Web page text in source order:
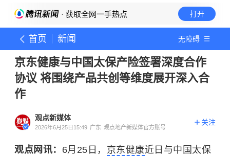
· 获取全网一手热点 打开
首页 新闻 无障碍
京东健康与中国太保产险签署深度合作
协议 将围绕产品共创等维度展开深入合
作
观点新媒体
2026年6月25日15:49 广东 观点地产新媒体官方账号
关注
观点网讯： 6月25日， 京东健康近日与中国太保